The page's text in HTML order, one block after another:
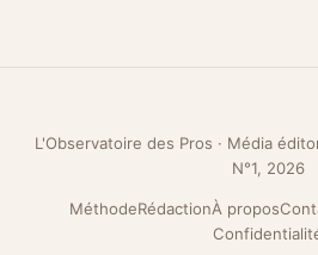
L'Observatoire des Pros · Média
N°1, 2026
MéthodeRédactionÀ propos